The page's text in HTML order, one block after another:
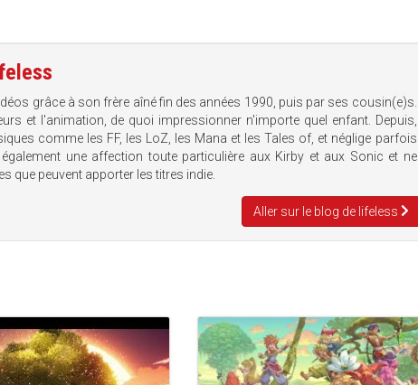
grâce à son frère aîné fin des années 1990, puis par ses cousin(e)s.
et l'animation, de quoi impressionner n'importe quel enfant. Depuis,
comme les FF, les LoZ, les Mana et les Tales of, et néglige parfois
une affection toute particulière aux Kirby et aux Sonic et ne
que peuvent apporter les titres indie.
Aller sur le blog de lifeless